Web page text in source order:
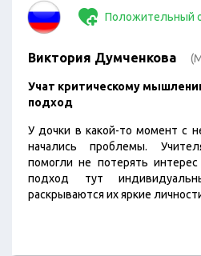
Положительный
Виктория Думченкова
Учат критическому
подход
У дочки в какой-то момент с
начались проблемы.
помогли не потерять
подход тут
раскрываются их яркие